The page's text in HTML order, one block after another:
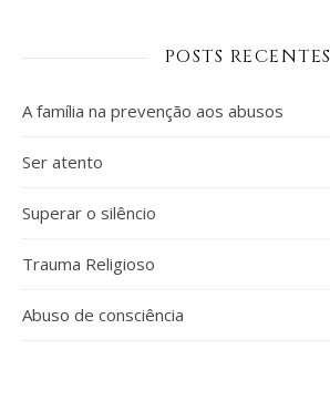
POSTS RECENTES
A família na prevenção aos abusos
Ser atento
Superar o silêncio
Trauma Religioso
Abuso de consciência